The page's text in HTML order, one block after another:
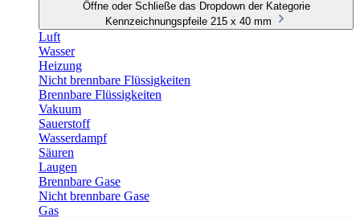
Öffne oder Schließe das Dropdown der Kategorie
Kennzeichnungspfeile 215 x 40 mm
Luft
Wasser
Heizung
Nicht brennbare Flüssigkeiten
Brennbare Flüssigkeiten
Vakuum
Sauerstoff
Wasserdampf
Säuren
Laugen
Brennbare Gase
Nicht brennbare Gase
Gas